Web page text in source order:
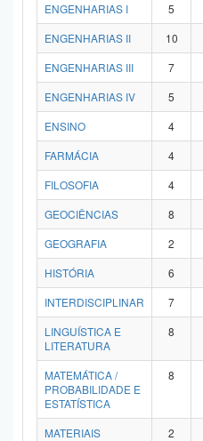
ENGENHARIAS I
5
ENGENHARIAS II
10
ENGENHARIAS III
7
ENGENHARIAS IV
5
ENSINO
4
FARMÁCIA
4
FILOSOFIA
4
GEOCIÊNCIAS
8
GEOGRAFIA
2
HISTÓRIA
6
INTERDISCIPLINAR
7
LINGUÍSTICA E
LITERATURA
8
MATEMÁTICA /
PROBABILIDADE E
ESTATÍSTICA
8
MATERIAIS 2